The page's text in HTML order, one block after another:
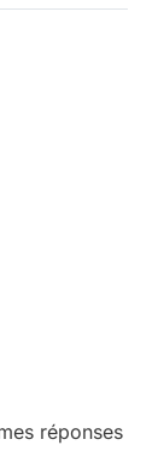
réponses